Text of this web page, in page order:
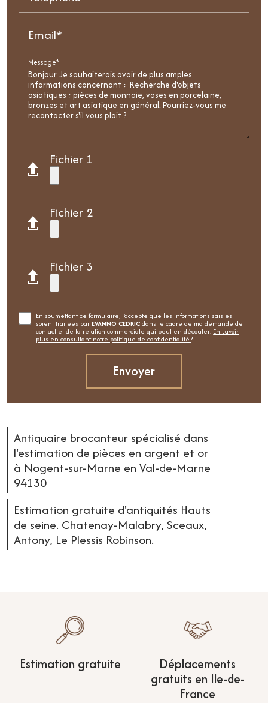
Email*
Message*
Fichier 1
Fichier 2
Fichier 3
En soumettant ce formulaire, j'accepte que les informations saisies
soient traitées parEVANNO CEDRICdans le cadre de ma demande de
contact et de la relation commerciale qui peut en découler. En savoir
plus en consultant notre politique de confidentialité.*
Antiquaire brocanteur spécialisé dans
l'estimation de pièces en argent et or
à Nogent-sur-Marne en Val-de-Marne
94130
Estimation gratuite d'antiquités Hauts
de seine. Chatenay-Malabry, Sceaux,
Antony, Le Plessis Robinson.
Estimation gratuite
Déplacements
gratuits en Ile-de-
France